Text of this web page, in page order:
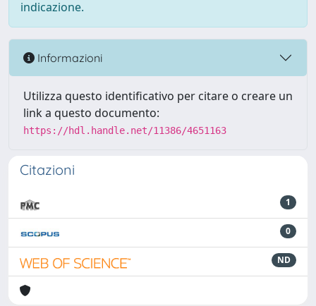
indicazione.
Informazioni
Utilizza questo identificativo per citare o creare un
link a questo documento:
https://hdl.handle.net/11386/4651163
Citazioni
1
0
ND